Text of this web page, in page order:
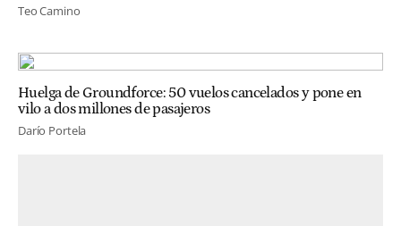
Teo Camino
Huelga de Groundforce: 50 vuelos cancelados y pone en
vilo a dos millones de pasajeros
Darío Portela